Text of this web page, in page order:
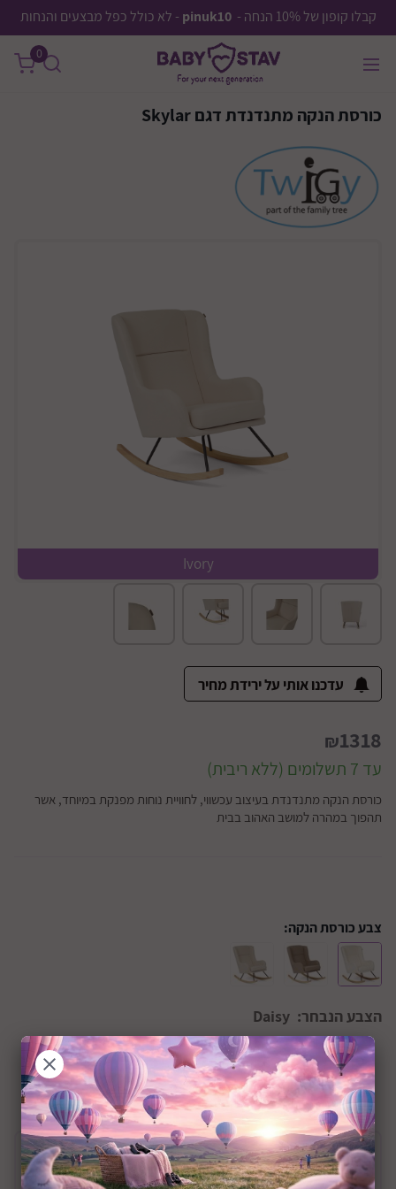
קבלו קופון של 10% הנחה - pinuk10 - לא כולל כפל מבצעים והנחות
0
כורסת הנקה מתנדנדת דגם Skylar
Ivory
מבט אחורי
עדכנו אותי על ירידת מחיר
₪1318
עד 7 תשלומים (ללא ריבית)
כורסת הנקה מתנדנדת בעיצוב עכשווי, לחוויית נוחות מפנקת במיוחד, אשר
תהפוך במהרה למושב האהוב בבית
צבע כורסת הנקה:
הצבע הנבחר: Daisy
+0M שיתוף:
תיאור המוצר